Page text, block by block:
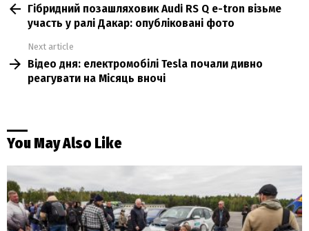
moreГібридний позашляховик Audi RS Q e-tron візьме
участь у ралі Дакар: опубліковані фото
Next article
Відео дня: електромобілі Tesla почали дивно
реагувати на Місяць вночі
You May Also Like